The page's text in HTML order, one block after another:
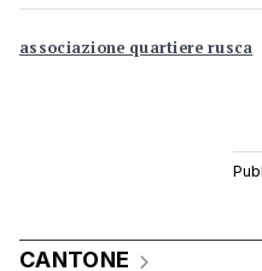
associazione quartiere rusca
CANTONE